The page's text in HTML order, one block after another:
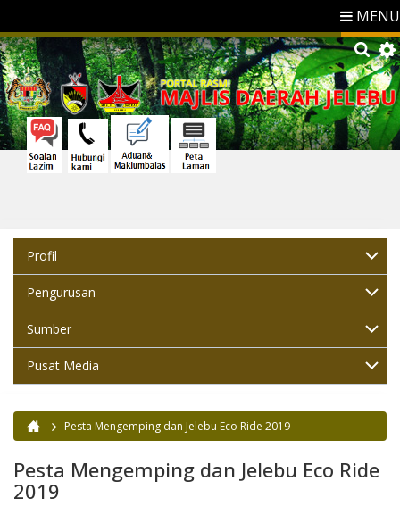
MENU
Profil
Pengurusan
Sumber
Pusat Media
Anda di sini
Pesta Mengemping dan Jelebu Eco Ride 2019
Pesta Mengemping dan Jelebu Eco Ride
2019